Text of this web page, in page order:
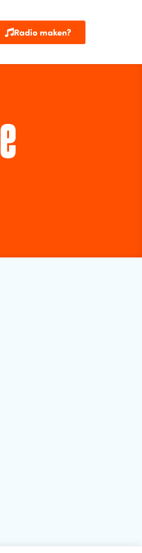
Radio maken?